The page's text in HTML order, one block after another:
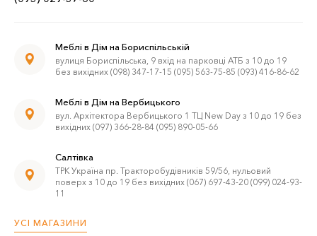
Меблі в Дім на Бориспільській
вулиця Бориспільська, 9 вхід на парковці АТБ з 10 до 19
без вихідних (098) 347-17-15 (095) 563-75-85 (093) 416-86-62
Меблі в Дім на Вербицького
вул. Архітектора Вербицького 1 ТЦ New Day з 10 до 19 без
вихідних (097) 366-28-84 (095) 890-05-66
Салтівка
ТРК Україна пр. Тракторобудівників 59/56, нульовий
поверх з 10 до 19 без вихідних (067) 697-43-20 (099) 024-93-
11
УСІ МАГАЗИНИ